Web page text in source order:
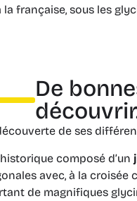
française, sous les
De
de ses
composé d’un
avec, à la croisée
de magnifiques